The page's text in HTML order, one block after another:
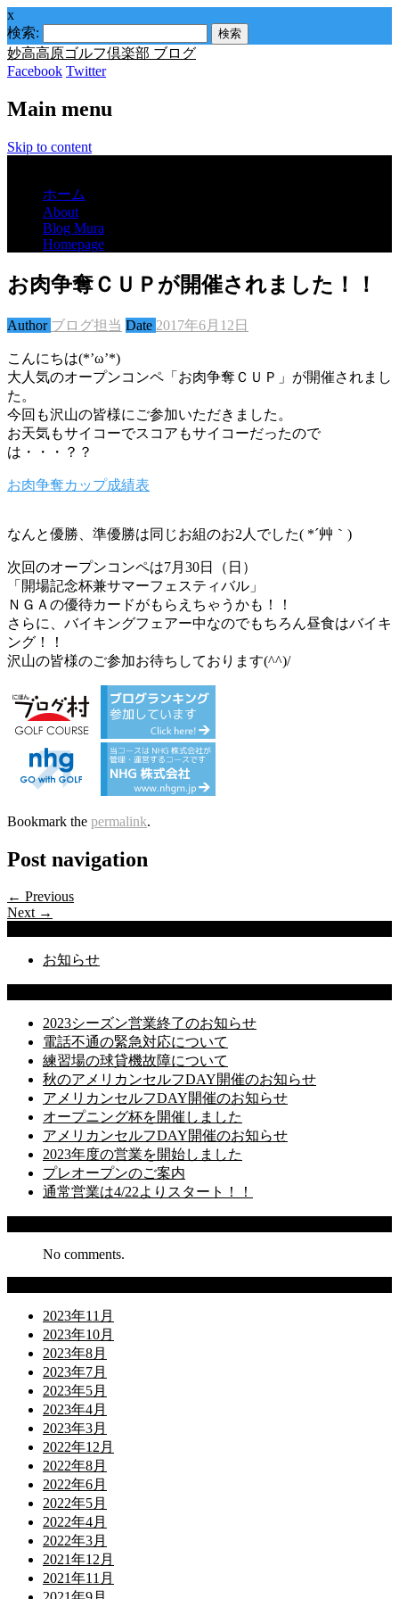
x
検索:
妙高高原ゴルフ倶楽部 ブログ
Facebook Twitter
Main menu
Skip to content
ホーム
About
Blog Mura
Homepage
お肉争奪ＣＵＰが開催されました！！
Author ブログ担当 Date 2017年6月12日
こんにちは(*’ω’*)
大人気のオープンコンペ「お肉争奪ＣＵＰ」が開催されまし
た。
今回も沢山の皆様にご参加いただきました。
お天気もサイコーでスコアもサイコーだったので
は・・・？？
お肉争奪カップ成績表
なんと優勝、準優勝は同じお組のお2人でした( *´艸｀)
次回のオープンコンペは7月30日（日）
「開場記念杯兼サマーフェスティバル」
ＮＧＡの優待カードがもらえちゃうかも！！
さらに、バイキングフェアー中なのでもちろん昼食はバイキ
ング！！
沢山の皆様のご参加お待ちしております(^^)/
Bookmark the permalink.
Post navigation
← Previous
Next →
お知らせ
2023シーズン営業終了のお知らせ
電話不通の緊急対応について
練習場の球貸機故障について
秋のアメリカンセルフDAY開催のお知らせ
アメリカンセルフDAY開催のお知らせ
オープニング杯を開催しました
アメリカンセルフDAY開催のお知らせ
2023年度の営業を開始しました
プレオープンのご案内
通常営業は4/22よりスタート！！
No comments.
2023年11月
2023年10月
2023年8月
2023年7月
2023年5月
2023年4月
2023年3月
2022年12月
2022年8月
2022年6月
2022年5月
2022年4月
2022年3月
2021年12月
2021年11月